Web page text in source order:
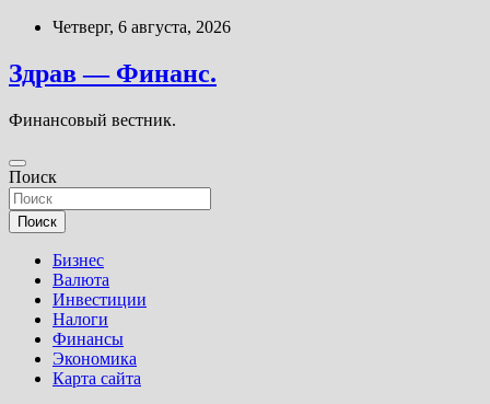
Перейти
содержимому
Четверг, 6 августа, 2026
Здрав — Финанс.
Финансовый вестник.
Поиск
Поиск
Бизнес
Валюта
Инвестиции
Налоги
Финансы
Экономика
Карта сайта